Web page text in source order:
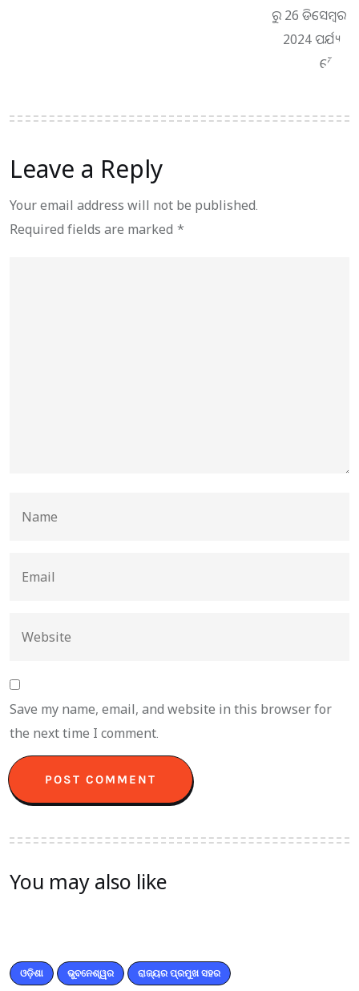
Leave a Reply
Your email address will not be published.
Required fields are marked *
Save my name, email, and website in this browser for
the next time I comment.
You may also like
ଓଡ଼ିଶା ଭୁବନେଶ୍ୱର ରାଜ୍ୟର ପ୍ରମୁଖ ସହର